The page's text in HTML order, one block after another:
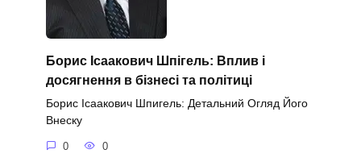
Борис Ісаакович Шпігель: Вплив і
досягнення в бізнесі та політиці
Борис Ісаакович Шпигель: Детальний Огляд Його
Внеску
0 0